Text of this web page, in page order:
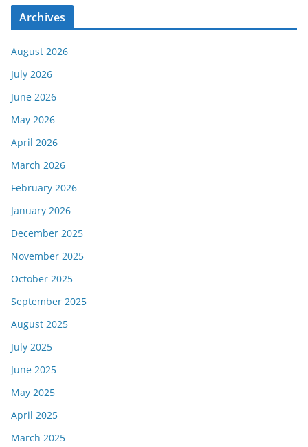
Archives
August 2026
July 2026
June 2026
May 2026
April 2026
March 2026
February 2026
January 2026
December 2025
November 2025
October 2025
September 2025
August 2025
July 2025
June 2025
May 2025
April 2025
March 2025